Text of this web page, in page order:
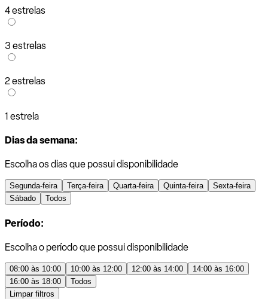
4 estrelas
3 estrelas
2 estrelas
1 estrela
Dias da semana:
Escolha os dias que possui disponibilidade
Segunda-feira Terça-feira Quarta-feira Quinta-feira
Sexta-feira
Sábado
Todos
Período:
Escolha o período que possui disponibilidade
08:00 às 10:00 10:00 às 12:00 12:00 às 14:00
14:00 às 16:00
16:00 às 18:00
Todos
Limpar filtros